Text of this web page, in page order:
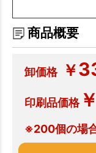
商品概要
卸価格 ￥
印刷品価格
※200個の場